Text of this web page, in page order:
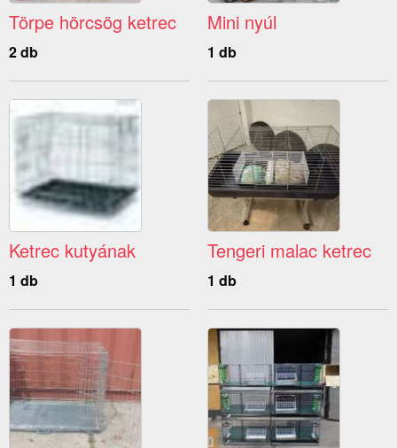
Törpe hörcsög ketrec
2 db
Mini nyúl
1 db
Ketrec kutyának
1 db
Tengeri malac ketrec
1 db